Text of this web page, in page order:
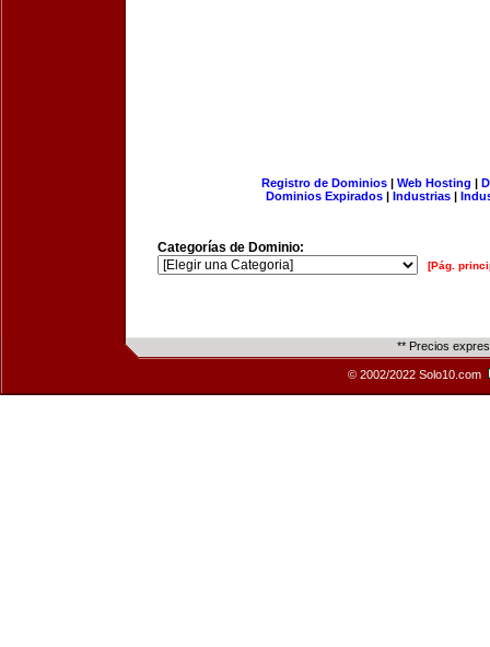
Registro de Dominios| Web Hosting |
Dominios Expirados | Industrias |
Categorías de Dominio:
[Pág.
** Precios
© 2002/2022 Solo10.com